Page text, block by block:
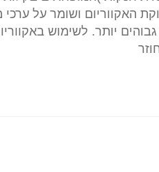
האקווריום ושומר על ערכי
יותר. לשימוש